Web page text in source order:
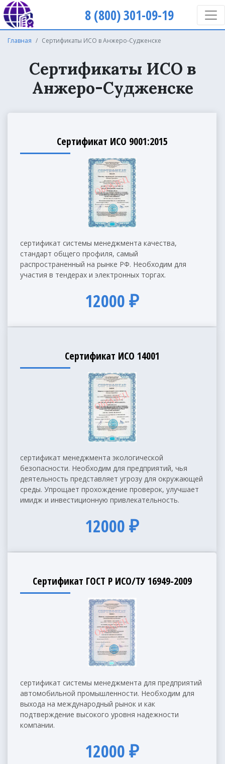
8 (800) 301-09-19
Главная Сертификаты ИСО в Анжеро-Судженске
Сертификаты ИСО в
Анжеро-Судженске
Сертификат ИСО 9001:2015
сертификат системы менеджмента качества,
стандарт общего профиля, самый
распространенный на рынке РФ. Необходим для
участия в тендерах и электронных торгах.
12000 ₽
Сертификат ИСО 14001
сертификат менеджмента экологической
безопасности. Необходим для предприятий, чья
деятельность представляет угрозу для окружающей
среды. Упрощает прохождение проверок, улучшает
имидж и инвестиционную привлекательность.
12000 ₽
Сертификат ГОСТ Р ИСО/ТУ 16949-2009
сертификат системы менеджмента для предприятий
автомобильной промышленности. Необходим для
выхода на международный рынок и как
подтверждение высокого уровня надежности
компании.
12000 ₽